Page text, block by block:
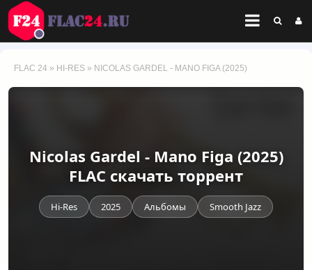
FLAC 24 » HI-RES » NICOLAS GARDEL - MANO FIGA (2025)
Nicolas Gardel - Mano Figa (2025)
FLAC скачать торрент
Hi-Res 2025 Альбомы Smooth Jazz